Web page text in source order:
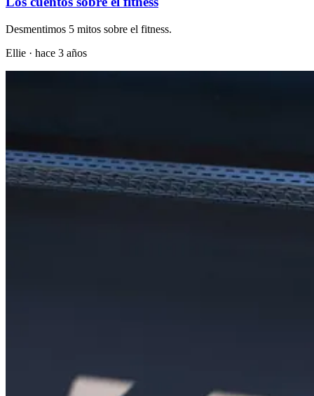
Desmentimos 5 mitos sobre el fitness.
Ellie · hace 3 años